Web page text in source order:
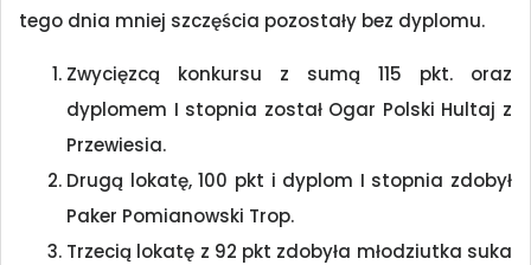
tego dnia mniej szczęścia pozostały bez dyplomu.
Zwycięzcą konkursu z sumą 115 pkt. oraz
dyplomem I stopnia został Ogar Polski Hultaj z
Przewiesia.
Drugą lokatę, 100 pkt i dyplom I stopnia zdobył
Paker Pomianowski Trop.
Trzecią lokatę z 92 pkt zdobyła młodziutka suka